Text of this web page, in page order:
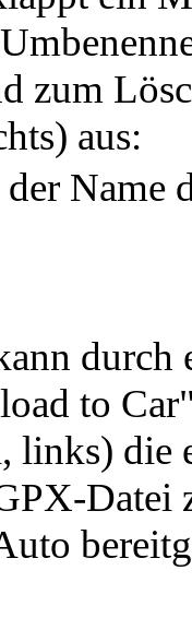
zum
aus:
Name
durch
to
links) die
Datei